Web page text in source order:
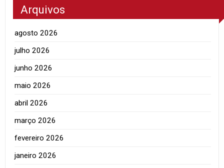
Arquivos
agosto 2026
julho 2026
junho 2026
maio 2026
abril 2026
março 2026
fevereiro 2026
janeiro 2026